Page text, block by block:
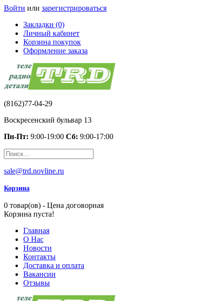
Войти или зарегистрироваться
Закладки (0)
Личный кабинет
Корзина покупок
Оформление заказа
(8162)77-04-29
Воскресенский бульвар 13
Пн-Пт: 9:00-19:00 Сб: 9:00-17:00
sale@trd.novline.ru
Корзина
0 товар(ов) - Цена договорная
Корзина пуста!
Главная
О Нас
Новости
Контакты
Доставка и оплата
Вакансии
Отзывы